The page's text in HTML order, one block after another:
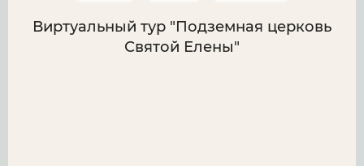
Виртуальный тур "Подземная церковь
Святой Елены"